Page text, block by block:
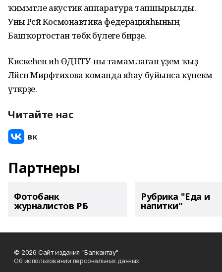
ҡиммәтле акустик аппаратура тапшырылды.
Уны Рәсәй Космонавтика федерацияһының
Башҡортостан төбәк бүлеге бирҙе.
Кискеһен иһә ӨДНТУ-ны тамамлаған әүҙем ҡыҙ
Ләйсән Мирфәтихова команда яһау буйынса күнекмә
үткәрҙе.
Читайте нас
Партнеры
Фотобанк
журналистов РБ
Рубрика "Еда и
напитки"
© 2026 Сайт издания "Балкантау"
Об использовании персональных данных